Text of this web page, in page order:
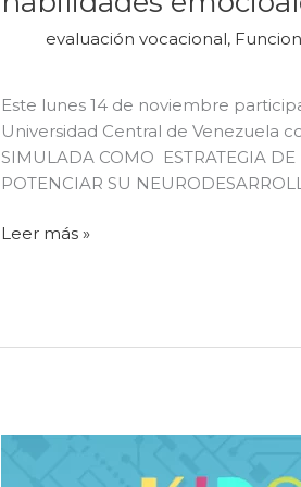
evaluación vocacional,
Este lunes 14 de noviembre
Universidad Central de Venezuela
SIMULADA COMO ESTRATEGIA
POTENCIAR SU
Leer más »